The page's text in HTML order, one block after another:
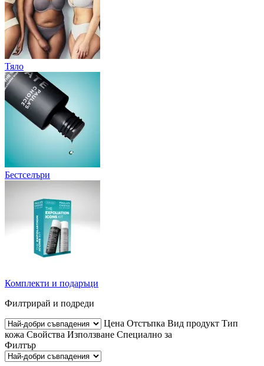
Тяло
Бестселъри
Комплекти и подаръци
Филтрирай и подреди
Цена Отстъпка Вид продукт Тип
кожа Свойства Използване Специално за
Филтър